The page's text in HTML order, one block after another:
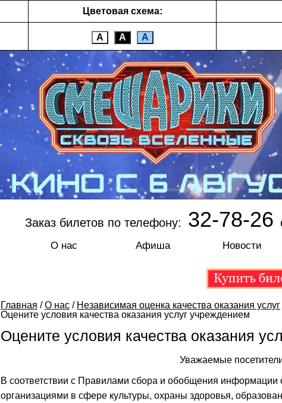
Цветовая схема:
А А А
Заказ билетов по телефону: 32-78-26
О нас Афиша Новости
Главная / О нас / Независимая оценка качества оказания услуг
Оцените условия качества оказания услуг учреждением
Оцените условия качества оказания
Уважаемые
В соответствии с Правилами сбора и обобщения информации
организациями в сфере культуры, охраны здоровья,